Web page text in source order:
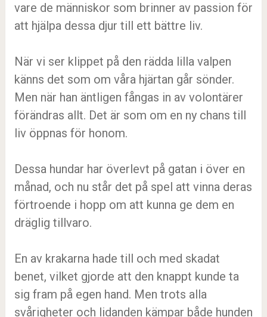
vare de människor som brinner av passion för
att hjälpa dessa djur till ett bättre liv.
När vi ser klippet på den rädda lilla valpen
känns det som om våra hjärtan går sönder.
Men när han äntligen fångas in av volontärer
förändras allt. Det är som om en ny chans till
liv öppnas för honom.
Dessa hundar har överlevt på gatan i över en
månad, och nu står det på spel att vinna deras
förtroende i hopp om att kunna ge dem en
dräglig tillvaro.
En av krakarna hade till och med skadat
benet, vilket gjorde att den knappt kunde ta
sig fram på egen hand. Men trots alla
svårigheter och lidanden kämpar både hunden